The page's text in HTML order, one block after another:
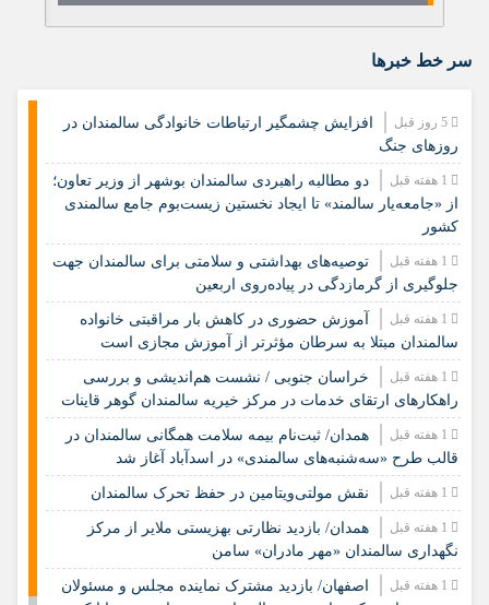
سر خط خبرها
افزایش چشمگیر ارتباطات خانوادگی سالمندان در
روزهای جنگ
دو مطالبه راهبردی سالمندان بوشهر از وزیر تعاون؛
از «جامعه‌یار سالمند» تا ایجاد نخستین زیست‌بوم جامع سالمندی
کشور
️توصیه‌های بهداشتی و سلامتی برای سالمندان جهت
جلوگیری از گرمازدگی در پیاده‌روی اربعین
آموزش حضوری در کاهش بار مراقبتی خانواده
سالمندان مبتلا به سرطان مؤثرتر از آموزش مجازی است
خراسان جنوبی / نشست هم‌اندیشی و بررسی
راهکارهای ارتقای خدمات در مرکز خیریه سالمندان گوهر قاینات
همدان/ ثبت‌نام بیمه سلامت همگانی سالمندان در
قالب طرح «سه‌شنبه‌های سالمندی» در اسدآباد آغاز شد
نقش مولتی‌ویتامین در حفظ تحرک سالمندان
همدان/ بازدید نظارتی بهزیستی ملایر از مرکز
نگهداری سالمندان «مهر مادران» سامن
اصفهان/ بازدید مشترک نماینده مجلس و مسئولان